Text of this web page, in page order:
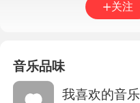
关注
音乐品味
我喜欢的音乐